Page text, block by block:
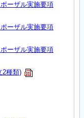
ーザル実施要項
ーザル実施要項
ーザル実施要項
2種類)